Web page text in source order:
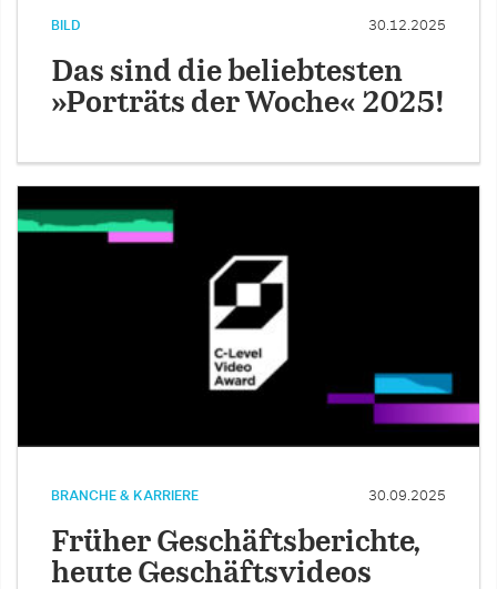
BILD 30.12.2025
Das sind die beliebtesten
»Porträts der Woche« 2025!
BRANCHE & KARRIERE 30.09.2025
Früher Geschäftsberichte,
heute Geschäftsvideos